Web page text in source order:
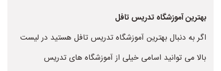
بهترین آموزشگاه تدریس تافل
اگر به دنبال بهترین آموزشگاه تدریس تافل هستید در لیست
بالا می توانید اسامی خیلی از آموزشگاه های تدریس